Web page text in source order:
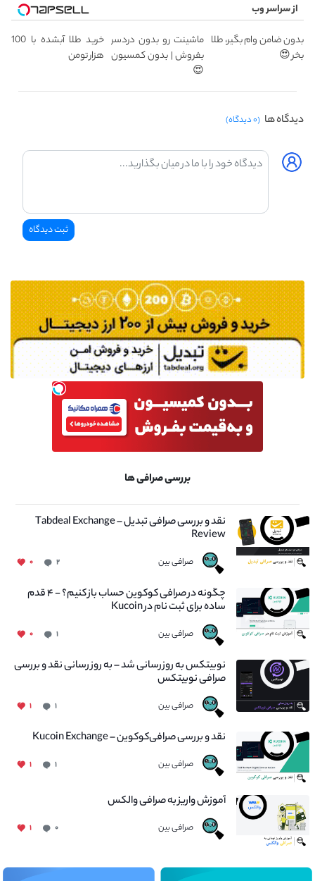
از سراسر وب
بدون ضامن وام بگیر، طلا
بخر 😍
ماشینت رو بدون دردسر
بفروش | بدون کمسیون
😍
خرید طلا آبشده با 100
هزار تومن
دیدگاه ها (۰ دیدگاه)
بررسی صرافی ها
نقد و بررسی صرافی تبدیل – Tabdeal Exchange
Review
صرافی بین ۲ ۰
چگونه در صرافی کوکوین حساب باز کنیم؟ - ۴ قدم
ساده برای ثبت نام در Kucoin
صرافی بین ۱ ۰
نوبیتکس به روزرسانی شد – به روز رسانی نقد و بررسی
صرافی نوبیتکس
صرافی بین ۱ ۱
نقد و بررسی صرافی‌کوکوین – Kucoin Exchange
صرافی بین ۱ ۱
آموزش واریز به صرافی والکس
صرافی بین ۰ ۱